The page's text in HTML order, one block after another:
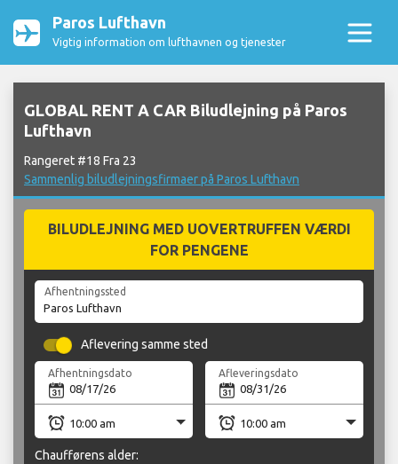
Paros Lufthavn
Vigtig information om lufthavnen og tjenester
GLOBAL RENT A CAR Biludlejning på Paros
Lufthavn
Rangeret #18 Fra 23
Sammenlig biludlejningsfirmaer på Paros Lufthavn
BILUDLEJNING MED UOVERTRUFFEN VÆRDI
FOR PENGENE
Afhentningssted
Aflevering samme sted
Afhentningsdato Afleveringsdato
Chaufførens alder: